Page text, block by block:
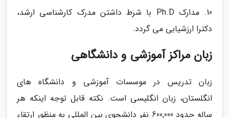
10. مدارک Ph.D با شرط داشتن مدرک کارشناسی ارشد،
دکترا ارزشیابی می گردد.
زبان مراکز آموزشی و دانشگاهی
زبان تدریس در موسسات آموزشی و دانشگاه های
انگلستان، زبان انگلیسی است. نکته قابل توجه اینکه هر
ساله حدود 600,000 نفر دانشجوی بین المللی به منظور ارتقاء